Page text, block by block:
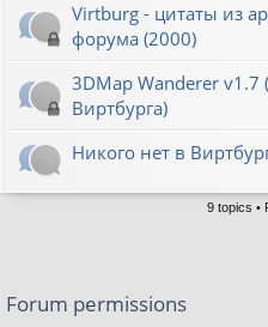
Virtburg - цитаты из
форума (2000)
3DMap Wanderer v1.7
Виртбурга)
Никого нет в
9 topics •
Forum permissions